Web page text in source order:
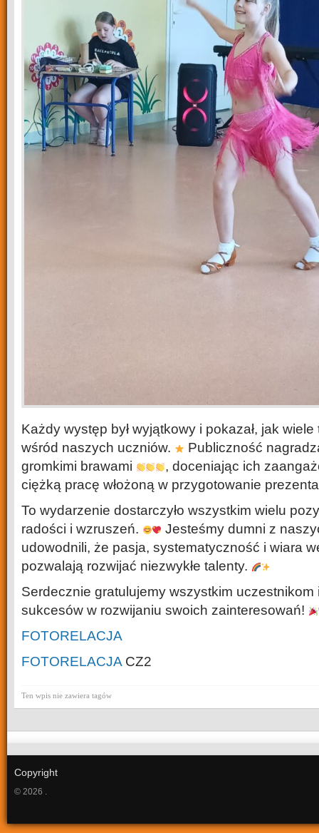
Każdy występ był wyjątkowy i pokazał, jak
wśród naszych uczniów.
Publiczność
gromkimi brawami
, doceniając ich
ciężką pracę włożoną w przygotowanie
To wydarzenie dostarczyło wszystkim wielu
radości i wzruszeń.
Jesteśmy dumni z
udowodnili, że pasja, systematyczność i wiara
pozwalają rozwijać niezwykłe talenty.
Serdecznie gratulujemy wszystkim
sukcesów w rozwijaniu swoich zainteresowań!
FOTORELACJA
FOTORELACJA CZ2
Ten wpis nie zawiera tagów
Copyright
© 2026 .